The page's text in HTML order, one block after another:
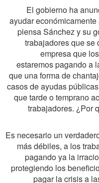
El gobierno ha
ayudar
piensa Sánchez y su
trabajadores que se
empresa que
estaremos pagando a
que una forma de
casos de ayudas
que tarde o temprano
trabajadores. ¿Por
Es necesario un
más débiles, a los
pagando ya la
protegiendo los
pagar la crisis a